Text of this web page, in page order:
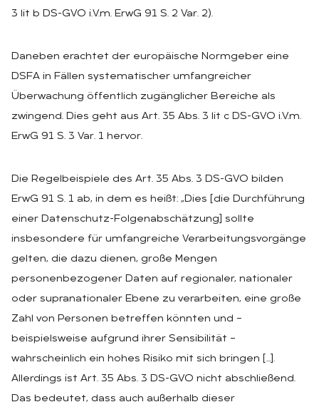
3 lit b DS-GVO i.V.m. ErwG 91 S. 2 Var. 2).
Daneben erachtet der europäische Normgeber eine
DSFA in Fällen systematischer umfangreicher
Überwachung öffentlich zugänglicher Bereiche als
zwingend. Dies geht aus Art. 35 Abs. 3 lit c DS-GVO i.V.m.
ErwG 91 S. 3 Var. 1 hervor.
Die Regelbeispiele des Art. 35 Abs. 3 DS-GVO bilden
ErwG 91 S. 1 ab, in dem es heißt: „Dies [die Durchführung
einer Datenschutz-Folgenabschätzung] sollte
insbesondere für umfangreiche Verarbeitungsvorgänge
gelten, die dazu dienen, große Mengen
personenbezogener Daten auf regionaler, nationaler
oder supranationaler Ebene zu verarbeiten, eine große
Zahl von Personen betreffen könnten und –
beispielsweise aufgrund ihrer Sensibilität –
wahrscheinlich ein hohes Risiko mit sich bringen […].
Allerdings ist Art. 35 Abs. 3 DS-GVO nicht abschließend.
Das bedeutet, dass auch außerhalb dieser